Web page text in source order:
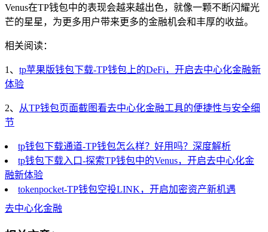
Venus在TP钱包中的表现会越来越出色，就像一颗不断闪耀光
芒的星星，为更多用户带来更多的金融机会和丰厚的收益。
相关阅读：
1、 tp苹果版钱包下载-TP钱包上的DeFi，开启去中心化金融新
体验
2、
从TP钱包页面截图看去中心化金融工具的便捷性与安全细
节
tp钱包下载通道-TP钱包怎么样？好用吗？深度解析
tp钱包下载入口-探索TP钱包中的Venus，开启去中心化金
融新体验
tokenpocket-TP钱包空投LINK，开启加密资产新机遇
去中心化金融